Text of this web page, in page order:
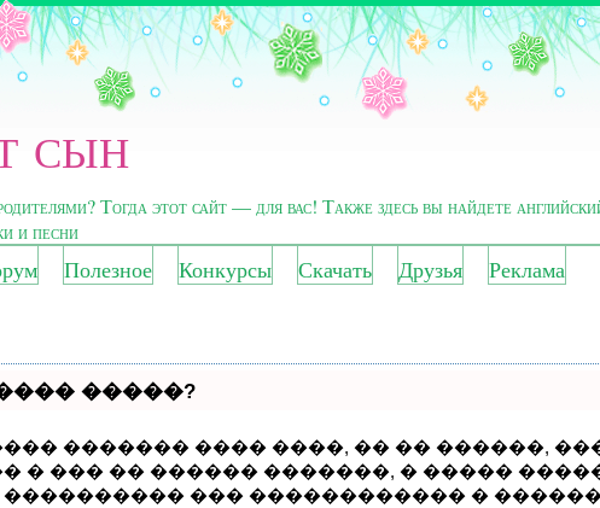
сын
Тогда этот сайт — для вас! Также здесь вы найдете
и песни
Полезное Конкурсы Скачать Друзья Реклама
�����?
������� ���� ����, �� �� ������,
� ��� �� ������ �������, � �����
��� ������������ �